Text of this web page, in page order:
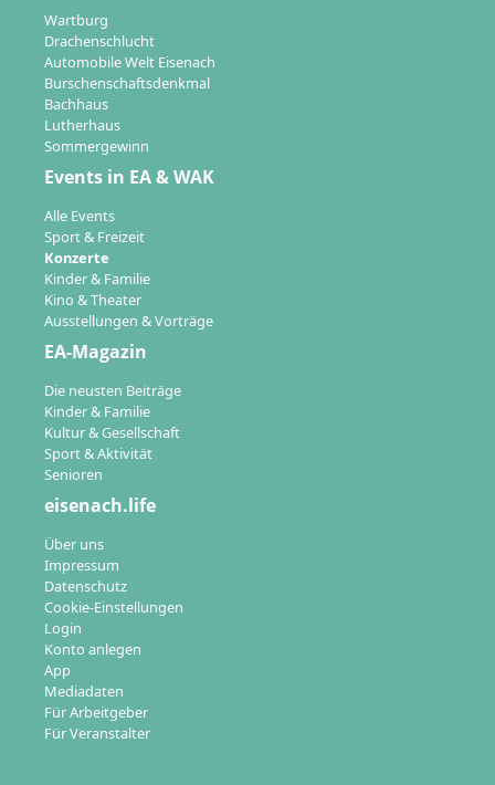
Wartburg
Drachenschlucht
Automobile Welt Eisenach
Burschenschaftsdenkmal
Bachhaus
Lutherhaus
Sommergewinn
Events in EA & WAK
Alle Events
Sport & Freizeit
Konzerte
Kinder & Familie
Kino & Theater
Ausstellungen & Vorträge
EA-Magazin
Die neusten Beiträge
Kinder & Familie
Kultur & Gesellschaft
Sport & Aktivität
Senioren
eisenach.life
Über uns
Impressum
Datenschutz
Cookie-Einstellungen
Login
Konto anlegen
App
Mediadaten
Für Arbeitgeber
Für Veranstalter